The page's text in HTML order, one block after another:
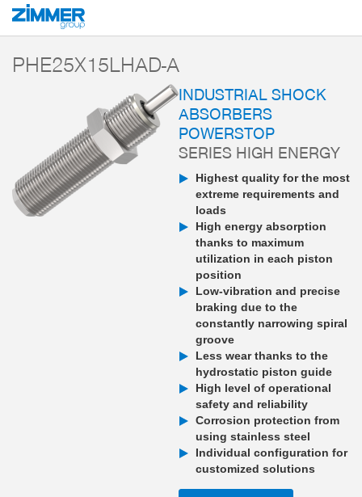
Start Products
PHE25X15LHAD-A
INDUSTRIAL SHOCK
ABSORBERS
POWERSTOP
SERIES HIGH ENERGY
Highest quality for the most
extreme requirements and
loads
High energy absorption
thanks to maximum
utilization in each piston
position
Low-vibration and precise
braking due to the
constantly narrowing spiral
groove
Less wear thanks to the
hydrostatic piston guide
High level of operational
safety and reliability
Corrosion protection from
using stainless steel
Individual configuration for
customized solutions